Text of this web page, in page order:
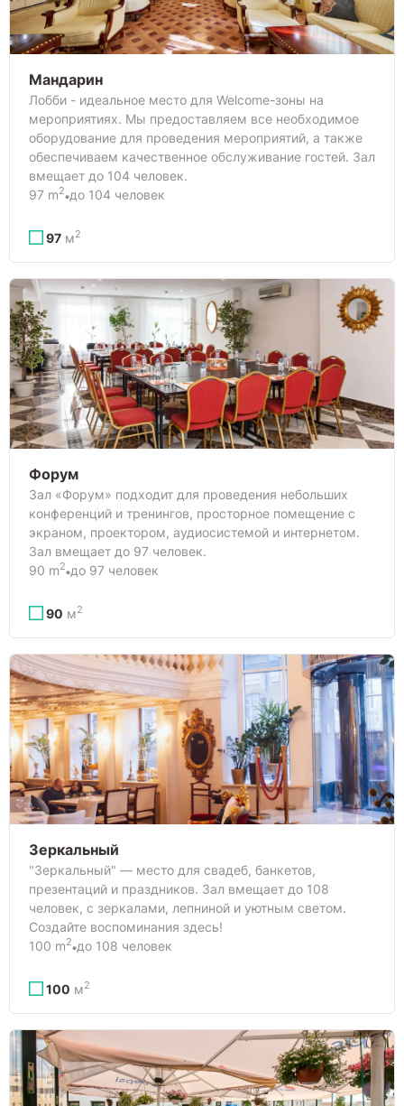
Мандарин
Лобби - идеальное место для Welcome-зоны на
мероприятиях. Мы предоставляем все необходимое
оборудование для проведения мероприятий, а также
обеспечиваем качественное обслуживание гостей. Зал
вмещает до 104 человек.
97 m2 до 104 человек
97 м2
Форум
Зал «Форум» подходит для проведения небольших
конференций и тренингов, просторное помещение с
экраном, проектором, аудиосистемой и интернетом.
Зал вмещает до 97 человек.
90 m2 до 97 человек
90 м2
Зеркальный
"Зеркальный" — место для свадеб, банкетов,
презентаций и праздников. Зал вмещает до 108
человек, с зеркалами, лепниной и уютным светом.
Создайте воспоминания здесь!
100 m2 до 108 человек
100 м2